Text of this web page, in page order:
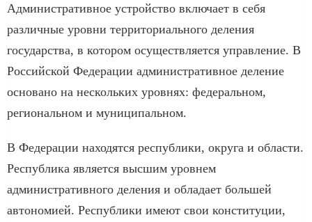
Административное устройство включает в себя
различные уровни территориального деления
государства, в котором осуществляется управление. В
Российской Федерации административное деление
основано на нескольких уровнях: федеральном,
региональном и муниципальном.
В Федерации находятся республики, округа и области.
Республика является высшим уровнем
административного деления и обладает большей
автономией. Республики имеют свои конституции,